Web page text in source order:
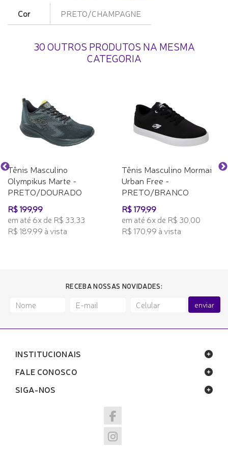
Cor PRETO/CHAMPAGNE
30 OUTROS PRODUTOS NA MESMA
CATEGORIA
Tênis Masculino
Olympikus Marte -
PRETO/DOURADO
R$ 199,99
em até 6x de R$ 33,33
R$ 189,99 à vista
Tênis Masculino Mormai
Urban Free -
PRETO/BRANCO
R$ 179,99
em até 6x de R$ 30,00
R$ 170,99 à vista
RECEBA NOSSAS NOVIDADES:
enviar
INSTITUCIONAIS
FALE CONOSCO
SIGA-NOS